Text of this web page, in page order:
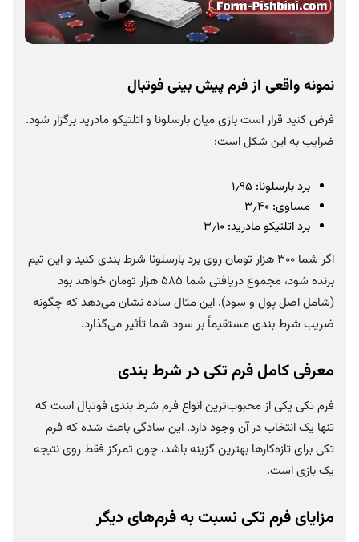
نمونه واقعی از فرم پیش بینی فوتبال
فرض کنید قرار است بازی میان بارسلونا و اتلتیکو مادرید برگزار شود.
ضرایب به این شکل است:
برد بارسلونا: ۱٫۹۵
مساوی: ۳٫۴۰
برد اتلتیکو مادرید: ۳٫۱۰
اگر شما ۳۰۰ هزار تومان روی برد بارسلونا شرط بندی کنید و این تیم
برنده شود، مجموع دریافتی شما ۵۸۵ هزار تومان خواهد بود
(شامل اصل پول و سود). این مثال ساده نشان می‌دهد که چگونه
ضریب شرط بندی مستقیماً بر سود شما تأثیر می‌گذارد.
معرفی کامل فرم تکی در شرط بندی
فرم تکی یکی از محبوب‌ترین انواع فرم شرط بندی فوتبال است که
تنها یک انتخاب در آن وجود دارد. این سادگی باعث شده که فرم
تکی برای تازه‌کارها بهترین گزینه باشد، چون تمرکز فقط روی نتیجه
یک بازی است.
مزایای فرم تکی نسبت به فرم‌های دیگر